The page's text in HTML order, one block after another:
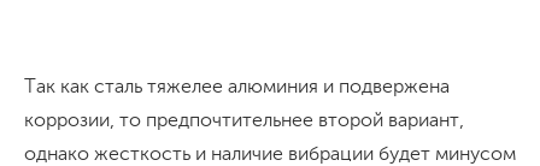
Так как сталь тяжелее алюминия и подвержена
коррозии, то предпочтительнее второй вариант,
однако жесткость и наличие вибрации будет минусом